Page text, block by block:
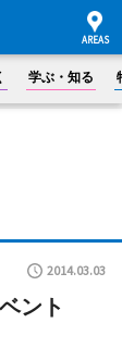
学ぶ・知る
2014.03.03
ント